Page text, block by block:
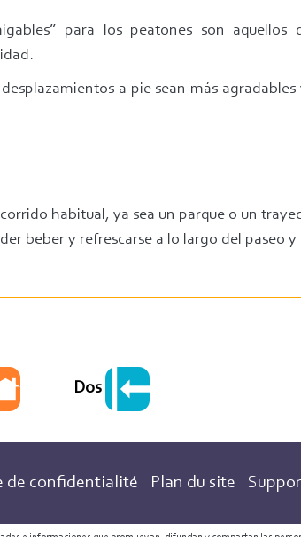
para los peatones son aquellos
a pie sean más
habitual, ya sea un parque o un
beber y refrescarse a lo largo del paseo
Dos
de confidentialité Plan du site